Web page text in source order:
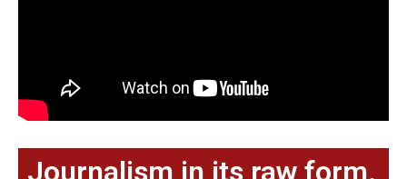
Journalism in its raw form.